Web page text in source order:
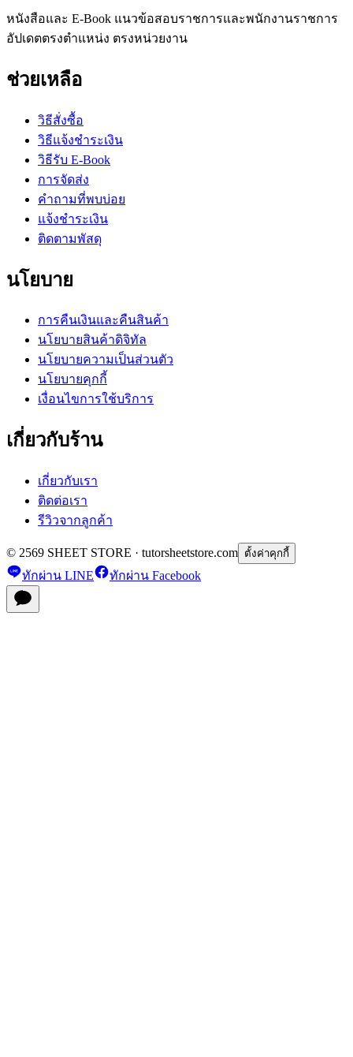
หนังสือและ E-Book แนวข้อสอบราชการและพนักงานราชการ
อัปเดตตรงตำแหน่ง ตรงหน่วยงาน
ช่วยเหลือ
วิธีสั่งซื้อ
วิธีแจ้งชำระเงิน
วิธีรับ E-Book
การจัดส่ง
คำถามที่พบบ่อย
แจ้งชำระเงิน
ติดตามพัสดุ
นโยบาย
การคืนเงินและคืนสินค้า
นโยบายสินค้าดิจิทัล
นโยบายความเป็นส่วนตัว
นโยบายคุกกี้
เงื่อนไขการใช้บริการ
เกี่ยวกับร้าน
เกี่ยวกับเรา
ติดต่อเรา
รีวิวจากลูกค้า
© 2569 SHEET STORE · tutorsheetstore.com ตั้งค่าคุกกี้
ทักผ่าน LINE ทักผ่าน Facebook